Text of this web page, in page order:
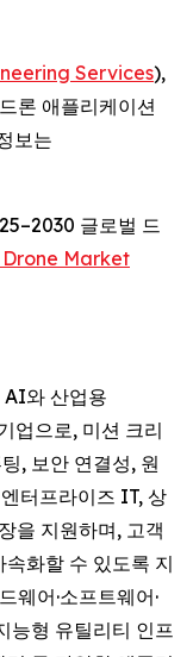
Services),
론 애플리케이션
보는
글로벌 드
Market
와 산업용
업으로, 미션 크리
, 보안 연결성, 원
터프라이즈 IT, 상
을 지원하며, 고객
화할 수 있도록 지
어·소프트웨어·
능형 유틸리티 인프